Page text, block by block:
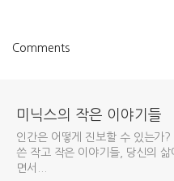
Comments
미닉스의 작은 이야기들
인간은 어떻게 진보할 수 있는가
쓴 작고 작은 이야기들, 당신의
면서...